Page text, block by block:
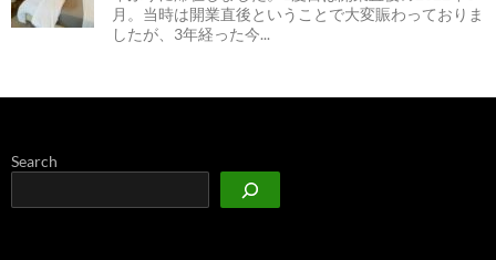
月。当時は開業直後ということで大変賑わっておりま
したが、3年経った今...
Search